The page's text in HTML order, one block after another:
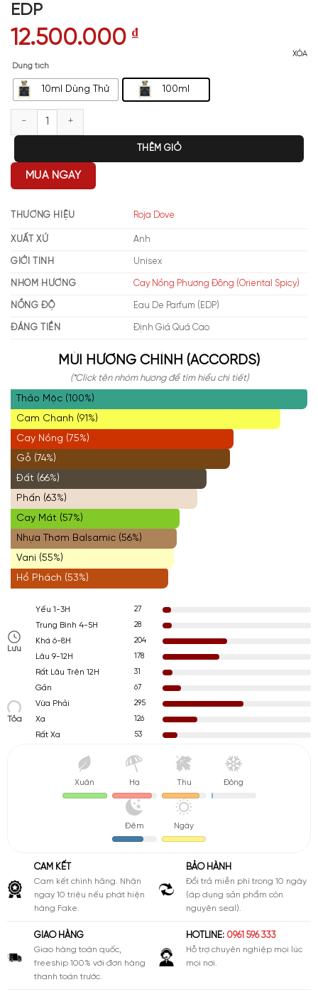
EDP
12.500.000 ₫
Dung tích
10ml Dùng Thử 100ml
XÓA
Roja Parfums A Midsummer Dream EDP số lượng
THÊM GIỎ
MUA NGAY
THƯƠNG HIỆU Roja Dove
XUẤT XỨ Anh
GIỚI TÍNH Unisex
NHÓM HƯƠNG Cay Nồng Phương Đông (Oriental Spicy)
NỒNG ĐỘ Eau De Parfum (EDP)
ĐÁNG TIỀN Định Giá Quá Cao
MÙI HƯƠNG CHÍNH (ACCORDS)
(*Click tên nhóm hương để tìm hiểu chi tiết)
Thảo Mộc (100%)
Cam Chanh (91%)
Cay Nồng (75%)
Gỗ (74%)
Đất (66%)
Phấn (63%)
Cay Mát (57%)
Nhựa Thơm Balsamic (56%)
Vani (55%)
Hổ Phách (53%)
Lưu
Yếu 1-3H
27
Trung Bình 4-5H
28
Khá 6-8H
204
Lâu 9-12H
178
Rất Lâu Trên 12H
31
Tỏa
Gần
67
Vừa Phải
295
Xa
126
Rất Xa
53
Xuân Hạ Thu Đông
Đêm Ngày
CAM KẾT
Cam kết chính hãng. Nhận
ngay 10 triệu nếu phát hiện
hàng Fake.
BẢO HÀNH
Đổi trả miễn phí trong 10 ngày
(áp dụng sản phẩm còn
nguyên seal).
GIAO HÀNG
Giao hàng toàn quốc,
freeship 100% với đơn hàng
thanh toán trước.
HOTLINE: 0961 596 333
Hỗ trợ chuyên nghiệp mọi lúc
mọi nơi.